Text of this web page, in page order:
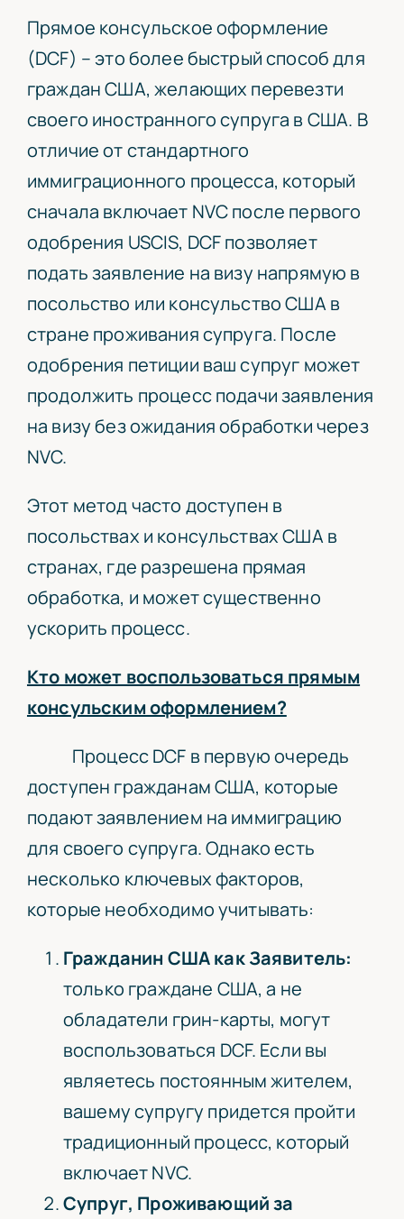
Прямое консульское оформление
(DCF) – это более быстрый способ для
граждан США, желающих перевезти
своего иностранного супруга в США. В
отличие от стандартного
иммиграционного процесса, который
сначала включает NVC после первого
одобрения USCIS, DCF позволяет
подать заявление на визу напрямую в
посольство или консульство США в
стране проживания супруга. После
одобрения петиции ваш супруг может
продолжить процесс подачи заявления
на визу без ожидания обработки через
NVC.
Этот метод часто доступен в
посольствах и консульствах США в
странах, где разрешена прямая
обработка, и может существенно
ускорить процесс.
Кто может воспользоваться прямым
консульским оформлением?
Процесс DCF в первую очередь
доступен гражданам США, которые
подают заявлением на иммиграцию
для своего супруга. Однако есть
несколько ключевых факторов,
которые необходимо учитывать:
Гражданин США как Заявитель:
только граждане США, а не
обладатели грин-карты, могут
воспользоваться DCF. Если вы
являетесь постоянным жителем,
вашему супругу придется пройти
традиционный процесс, который
включает NVC.
Супруг, Проживающий за